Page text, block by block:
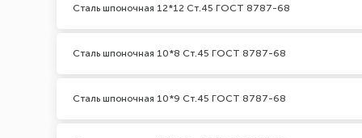
Сталь шпоночная 12*12 Ст.45 ГОСТ 8787-68
Сталь шпоночная 10*8 Ст.45 ГОСТ 8787-68
Сталь шпоночная 10*9 Ст.45 ГОСТ 8787-68